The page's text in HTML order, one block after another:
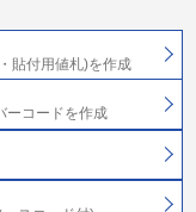
貼付用値札)を作成
ーコードを作成